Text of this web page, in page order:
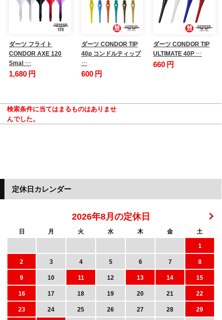
ダーツ フライト
CONDOR AXE 120
Smal …
1,680 円
ダーツ CONDOR TIP
40p コンドルティップ
…
600 円
ダーツ CONDOR TIP
ULTIMATE 40P …
660 円
検索条件に当てはまるものはありませ
んでした。
定休日カレンダー
2026年8月の定休日
日 月 火 水 木 金
土
1
2
3 4 5 6 7
8
9
10 11 12 13 14
15
16
17 18 19 20 21
22
23
24 25 26 27 28
29